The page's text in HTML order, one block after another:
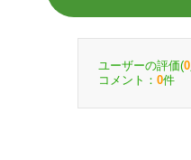
ユーザーの評価(0
コメント： 0件